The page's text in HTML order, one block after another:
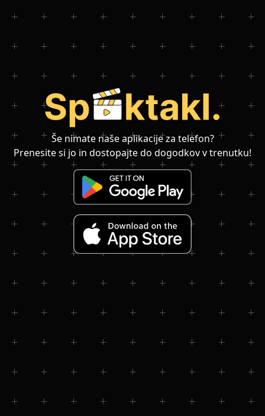
Še nimate naše aplikacije za telefon?
Prenesite si jo in dostopajte do dogodkov v trenutku!